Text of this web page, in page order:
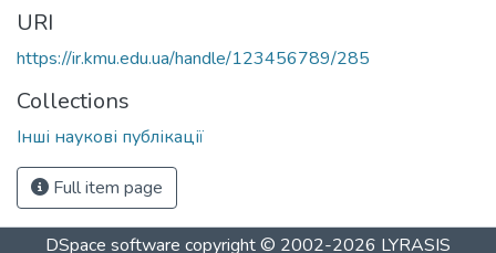
URI
https://ir.kmu.edu.ua/handle/123456789/285
Collections
Інші наукові публікації
Full item page
DSpace software copyright © 2002-2026 LYRASIS